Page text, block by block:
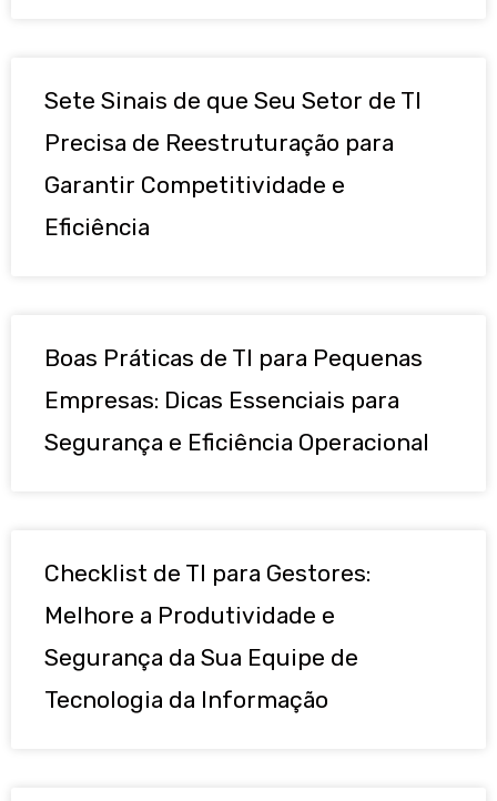
Sete Sinais de que Seu Setor de TI
Precisa de Reestruturação para
Garantir Competitividade e
Eficiência
Boas Práticas de TI para Pequenas
Empresas: Dicas Essenciais para
Segurança e Eficiência Operacional
Checklist de TI para Gestores:
Melhore a Produtividade e
Segurança da Sua Equipe de
Tecnologia da Informação